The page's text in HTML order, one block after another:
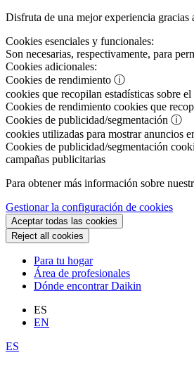
Disfruta de una mejor experiencia gracias
Cookies esenciales y funcionales:
Son necesarias, respectivamente, para
Cookies adicionales:
Cookies de rendimiento ⓘ
cookies que recopilan estadísticas sobre
Cookies de rendimiento cookies que
Cookies de publicidad/segmentación ⓘ
cookies utilizadas para mostrar anuncios
Cookies de publicidad/segmentación
campañas publicitarias
Para obtener más información sobre
Gestionar la configuración de cookies
Aceptar todas las cookies
Reject all cookies
Para tu hogar
Área de profesionales
Dónde encontrar Daikin
ES
EN
ES